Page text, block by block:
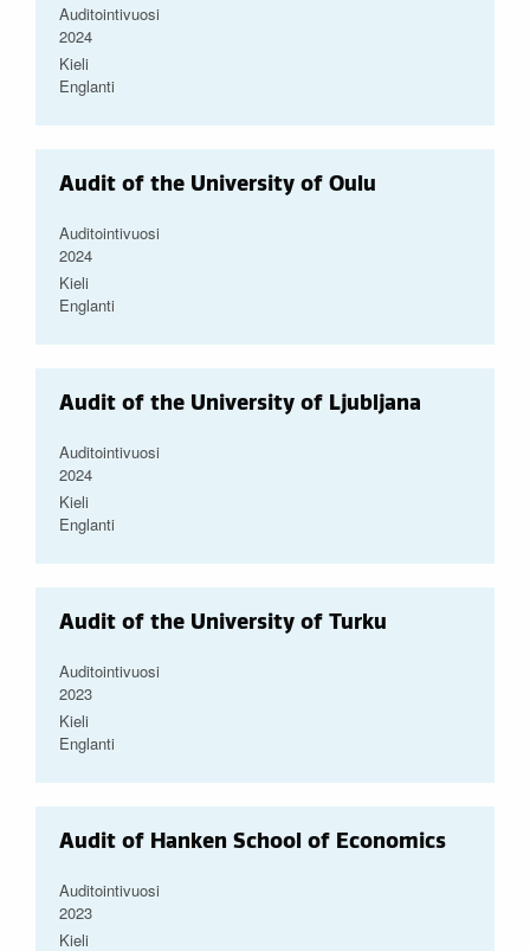
Auditointivuosi
2024
Kieli
Englanti
Audit of the University of Oulu
Auditointivuosi
2024
Kieli
Englanti
Audit of the University of Ljubljana
Auditointivuosi
2024
Kieli
Englanti
Audit of the University of Turku
Auditointivuosi
2023
Kieli
Englanti
Audit of Hanken School of Economics
Auditointivuosi
2023
Kieli